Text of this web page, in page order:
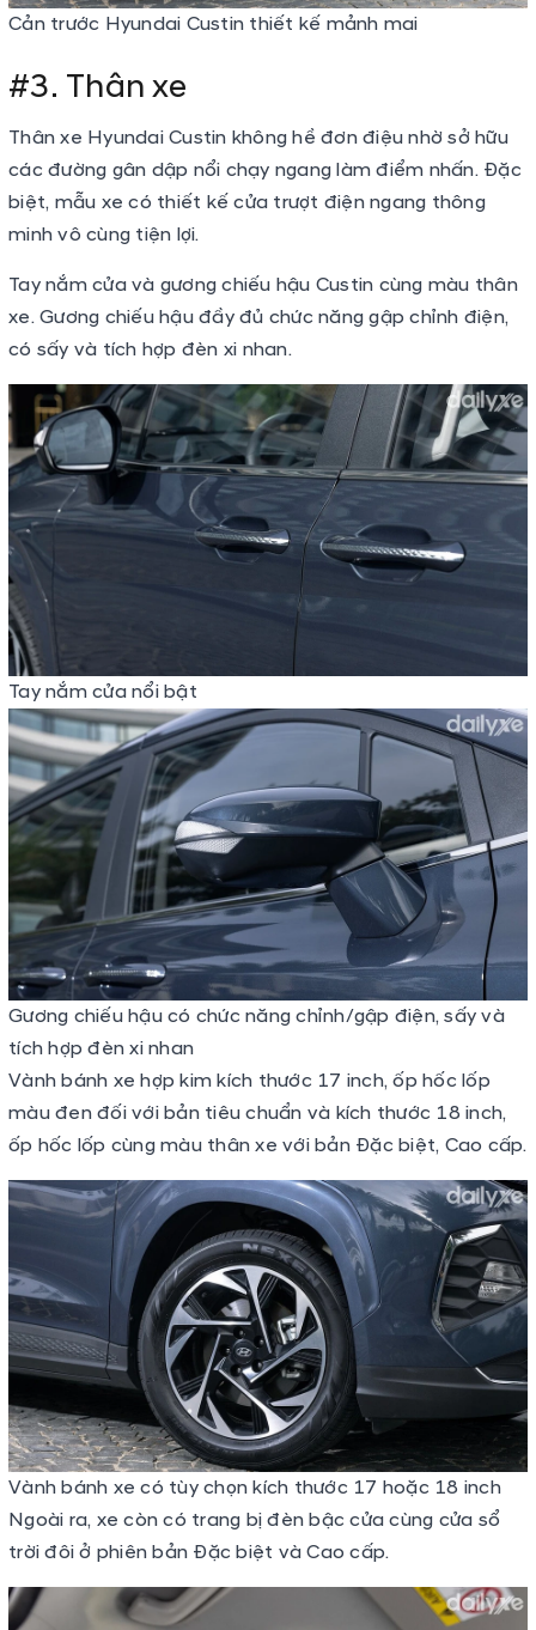
Cản trước Hyundai Custin thiết kế mảnh mai
#3. Thân xe
Thân xe Hyundai Custin không hề đơn điệu nhờ sở hữu
các đường gân dập nổi chạy ngang làm điểm nhấn. Đặc
biệt, mẫu xe có thiết kế cửa trượt điện ngang thông
minh vô cùng tiện lợi.
Tay nắm cửa và gương chiếu hậu Custin cùng màu thân
xe. Gương chiếu hậu đầy đủ chức năng gập chỉnh điện,
có sấy và tích hợp đèn xi nhan.
Tay nắm cửa nổi bật
Gương chiếu hậu có chức năng chỉnh/gập điện, sấy và
tích hợp đèn xi nhan
Vành bánh xe hợp kim kích thước 17 inch, ốp hốc lốp
màu đen đối với bản tiêu chuẩn và kích thước 18 inch,
ốp hốc lốp cùng màu thân xe với bản Đặc biệt, Cao cấp.
Vành bánh xe có tùy chọn kích thước 17 hoặc 18 inch
Ngoài ra, xe còn có trang bị đèn bậc cửa cùng cửa sổ
trời đôi ở phiên bản Đặc biệt và Cao cấp.